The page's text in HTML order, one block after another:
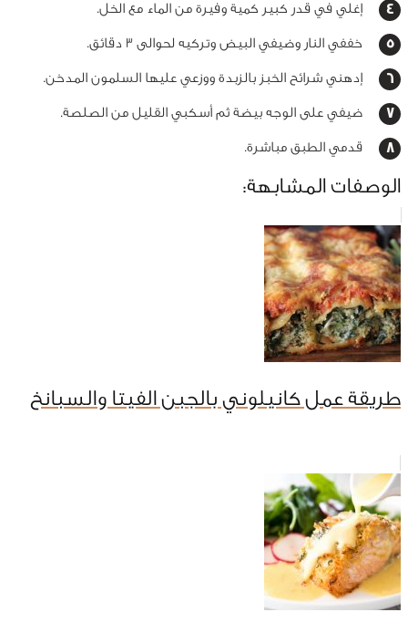
إغلي في قدر كبير كمية وفيرة من الماء مع الخل.
خففي النار وضيفي البيض وتركيه لحوالى 3 دقائق.
إدهني شرائح الخبز بالزبدة ووزعي عليها السلمون المدخن.
ضيفي على الوجه بيضة ثم أسكبي القليل من الصلصة.
قدمي الطبق مباشرة.
الوصفات المشابهة:
طريقة عمل كانيلوني بالجبن الفيتا والسبانخ